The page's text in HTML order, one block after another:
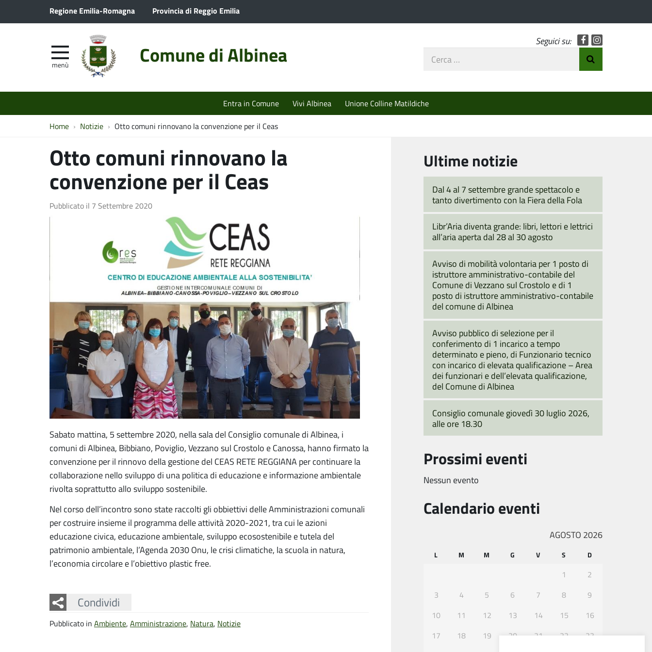
Regione Emilia-Romagna Provincia di Reggio Emilia
Comune di Albinea
menù
Seguici su: Facebook
Cerca
Entra in Comune Vivi Albinea Unione Colline Matildiche
Home Notizie Otto comuni rinnovano la convenzione per il Ceas
Otto comuni rinnovano la
convenzione per il Ceas
Pubblicato il 7 Settembre 2020
Sabato mattina, 5 settembre 2020, nella sala del Consiglio comunale di Albinea, i
comuni di Albinea, Bibbiano, Poviglio, Vezzano sul Crostolo e Canossa, hanno firmato la
convenzione per il rinnovo della gestione del CEAS RETE REGGIANA per continuare la
collaborazione nello sviluppo di una politica di educazione e informazione ambientale
rivolta soprattutto allo sviluppo sostenibile.
Nel corso dell’incontro sono state raccolti gli obbiettivi delle Amministrazioni comunali
per costruire insieme il programma delle attività 2020-2021, tra cui le azioni
educazione civica, educazione ambientale, sviluppo ecosostenibile e tutela del
patrimonio ambientale, l’Agenda 2030 Onu, le crisi climatiche, la scuola in natura,
l’economia circolare e l’obiettivo plastic free.
Condividi
Facebook
Twitter
Whatsapp
Pubblicato in Ambiente, Amministrazione, Natura, Notizie
Ultime notizie
Dal 4 al 7 settembre grande spettacolo e
tanto divertimento con la Fiera della Fola
Libr’Aria diventa grande: libri, lettori e lettrici
all’aria aperta dal 28 al 30 agosto
Avviso di mobilità volontaria per 1 posto di
istruttore amministrativo-contabile del
Comune di Vezzano sul Crostolo e di 1
posto di istruttore amministrativo-contabile
del comune di Albinea
Avviso pubblico di selezione per il
conferimento di 1 incarico a tempo
determinato e pieno, di Funzionario tecnico
con incarico di elevata qualificazione – Area
dei funzionari e dell’elevata qualificazione,
del Comune di Albinea
Consiglio comunale giovedì 30 luglio 2026,
alle ore 18.30
Prossimi eventi
Nessun evento
Calendario eventi
AGOSTO 2026
L M M G V S D
1
2
3
4 5 6 7 8
9
10
11 12 13 14 15
16
17
18 19 20 21 22
23